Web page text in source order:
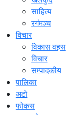
साहित्य
रगंमञ्च
विचार
विकास वहस
विचार
सम्पादकीय
पालिका
अटो
फोकस